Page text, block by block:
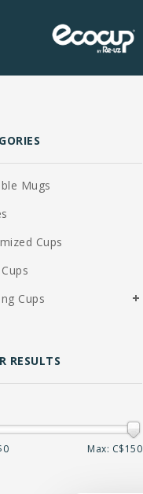
Mugs
Cups
Cups
RESULTS
0 Max: C$150